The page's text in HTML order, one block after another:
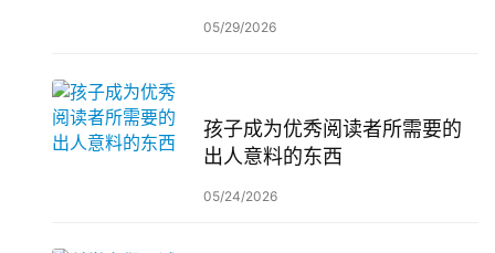
05/29/2026
孩子成为优秀阅读者所需要的
出人意料的东西
05/24/2026